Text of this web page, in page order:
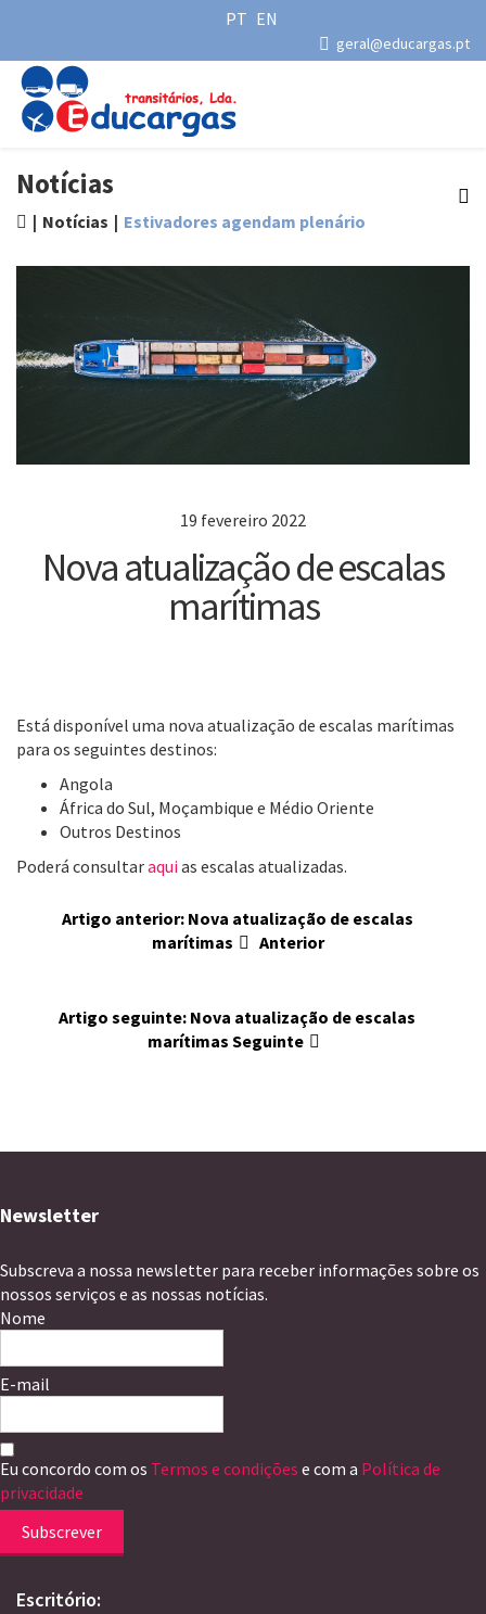
PT EN
geral@educargas.pt
Notícias
Notícias Estivadores agendam plenário
19 fevereiro 2022
Nova atualização de escalas
marítimas
Está disponível uma nova atualização de escalas marítimas
para os seguintes destinos:
Angola
África do Sul, Moçambique e Médio Oriente
Outros Destinos
Poderá consultaraqui as escalas atualizadas.
Artigo anterior: Nova atualização de escalas
marítimas
Anterior
Artigo seguinte: Nova atualização de escalas
marítimas Seguinte
Newsletter
Subscreva a nossa newsletter para receber informações sobre os
nossos serviços e as nossas notícias.
Nome
E-mail
Eu concordo com os Termos e condições e com a Política de
privacidade
Subscrever
Escritório: